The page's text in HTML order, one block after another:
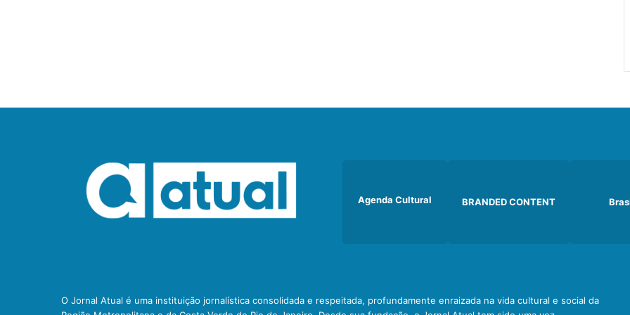
Agenda Cultural BRANDED CONTENT
O Jornal Atual é uma instituição jornalística consolidada e respeitada, profundamente enraizada na vida cultural e social da